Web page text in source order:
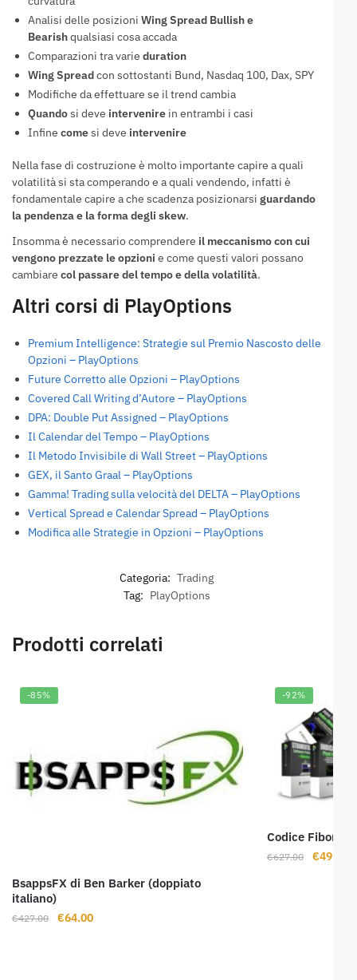
Analisi delle posizioni Wing Spread Bullish e
Bearishqualsiasi cosa accada
Comparazioni tra varie duration
Wing Spreadcon sottostanti Bund, Nasdaq 100, Dax, SPY
Modifiche da effettuare se il trend cambia
Quandosi deve intervenire in entrambi i casi
Infine comesi deve intervenire
Nella fase di costruzione è molto importante capire a quali
volatilità si sta comperando e a quali vendendo, infatti è
fondamentale capire a che scadenza posizionarsi guardando
la pendenza e la forma degli skew.
Insomma è necessario comprendere il meccanismo con cui
vengono prezzate le opzioni e come questi valori possano
cambiare col passare del tempo e della volatilità.
Altri corsi di PlayOptions
Premium Intelligence: Strategie sul Premio Nascosto delle
Opzioni – PlayOptions
Future Corretto alle Opzioni – PlayOptions
Covered Call Writing d’Autore – PlayOptions
DPA: Double Put Assigned – PlayOptions
Il Calendar del Tempo – PlayOptions
Il Metodo Invisibile di Wall Street – PlayOptions
GEX, il Santo Graal – PlayOptions
Gamma! Trading sulla velocità del DELTA – PlayOptions
Vertical Spread e Calendar Spread – PlayOptions
Modifica alle Strategie in Opzioni – PlayOptions
Categoria: Trading
Tag: PlayOptions
Prodotti correlati
-85%
BsappsFX di Ben Barker (doppiato
italiano)
€427.00
Il
€64.00Il
-92%
Codice
€627.00
Il
€49.00